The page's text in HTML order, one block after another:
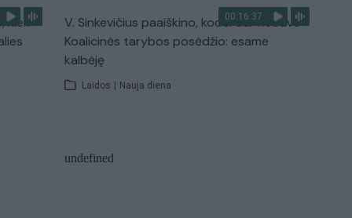
kiek
00:16:37
V. Sinkevičius paaiškino, kodėl dar nebuvo
Koalicinės tarybos posėdžio: esame
kalbėję
Laidos | Nauja diena